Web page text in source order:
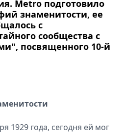
Metro подготовило
знаменитости, ее
с
сообщества с
посвященного 10-й
1929 года, сегодня ей мог